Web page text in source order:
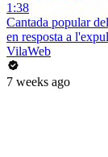
1:38
Cantada popular
en resposta a
VilaWeb
7 weeks ago